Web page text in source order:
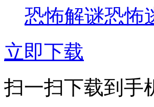
恐怖解谜恐怖
立即下载
扫一扫下载到手